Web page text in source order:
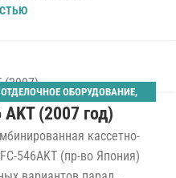
ОТДЕЛОЧНОЕ ОБОРУДОВАНИЕ,
,ФАЛЬЦЕВАЛЬНЫЕ
(2007 год)
кассетно-
546AKT (пр-во Япония)